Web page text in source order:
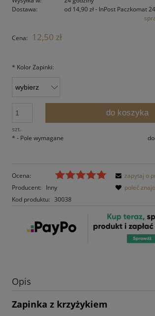
Dostawa:
od 14,90 zł- InPost Paczkomat
Cena nie zawiera ewentualnych kosztów
Cena: 12,50 zł
* Kolor Zapinki:
szt.
do koszyka
* - Pole wymagane
Ocena:
Producent:
Inny
Kod produktu: 30038
zapytaj o
poleć
Opis
Zapinka z krzyżykiem